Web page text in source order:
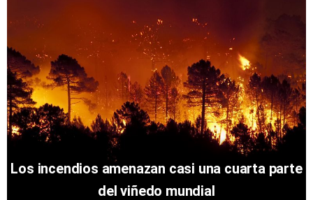
Los incendios amenazan casi una cuarta parte
del viñedo mundial